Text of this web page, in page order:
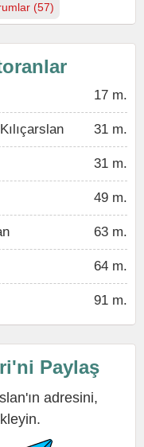
(57)
17 m.
31 m.
31 m.
49 m.
63 m.
64 m.
91 m.
Paylaş
adresini,